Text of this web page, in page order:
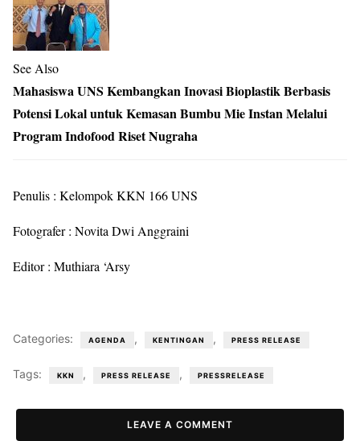
See Also
Mahasiswa UNS Kembangkan Inovasi Bioplastik Berbasis
Potensi Lokal untuk Kemasan Bumbu Mie Instan Melalui
Program Indofood Riset Nugraha
Penulis : Kelompok KKN 166 UNS
Fotografer : Novita Dwi Anggraini
Editor : Muthiara ‘Arsy
Categories: AGENDA , KENTINGAN , PRESS RELEASE
Tags: KKN , PRESS RELEASE , PRESSRELEASE
LEAVE A COMMENT